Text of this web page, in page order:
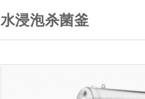
水浸泡杀菌釜